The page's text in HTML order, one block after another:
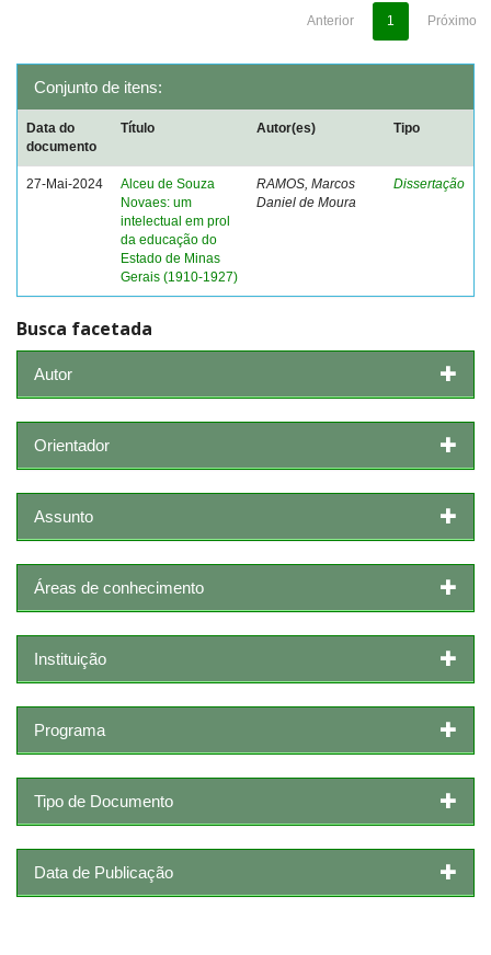
Anterior 1 Próximo
Conjunto de itens:
Data do
documento
Título Autor(es) Tipo
27-Mai-2024
Alceu de Souza
Novaes: um
intelectual em prol
da educação do
Estado de Minas
Gerais (1910-1927)
RAMOS, Marcos
Daniel de Moura
Dissertação
Busca facetada
Autor
Orientador
Assunto
Áreas de conhecimento
Instituição
Programa
Tipo de Documento
Data de Publicação